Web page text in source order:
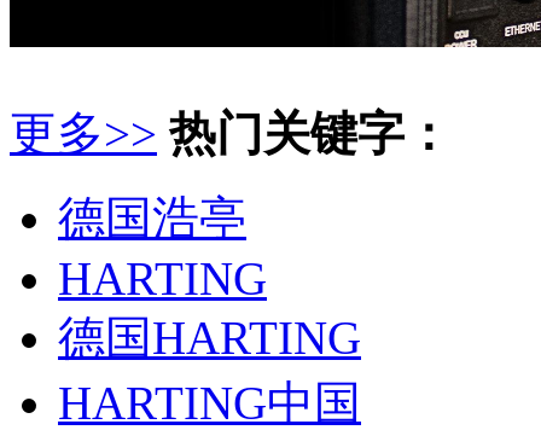
更多>> 热门关键字：
德国浩亭
HARTING
德国HARTING
HARTING中国